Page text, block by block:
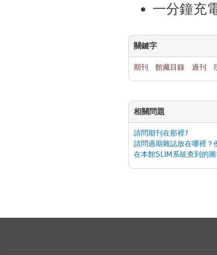
一分鐘充
關鍵字
期刊 館藏目錄 過刊
相關問題
請問期刊在那裡?
請問過期雜誌放在哪裡？
在本館SLIM系統查到的